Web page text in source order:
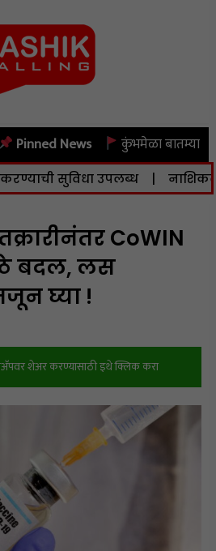
Pinned News कुंभमेळा बातम्या
उपलब्ध | नाशिकला आज (दि. ६)
CoWIN
बदल, लस
घ्या !
शेअर करण्यासाठी इथे क्लिक करा